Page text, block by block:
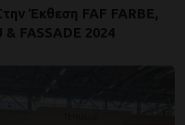
Έκθεση FAF FARBE,
& FASSADE 2024